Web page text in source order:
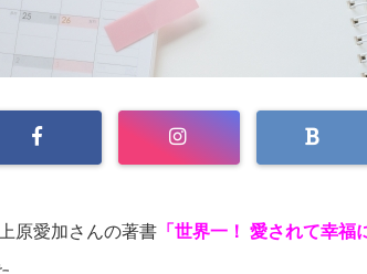
原愛加さんの著書 「世界一！ 愛されて幸福